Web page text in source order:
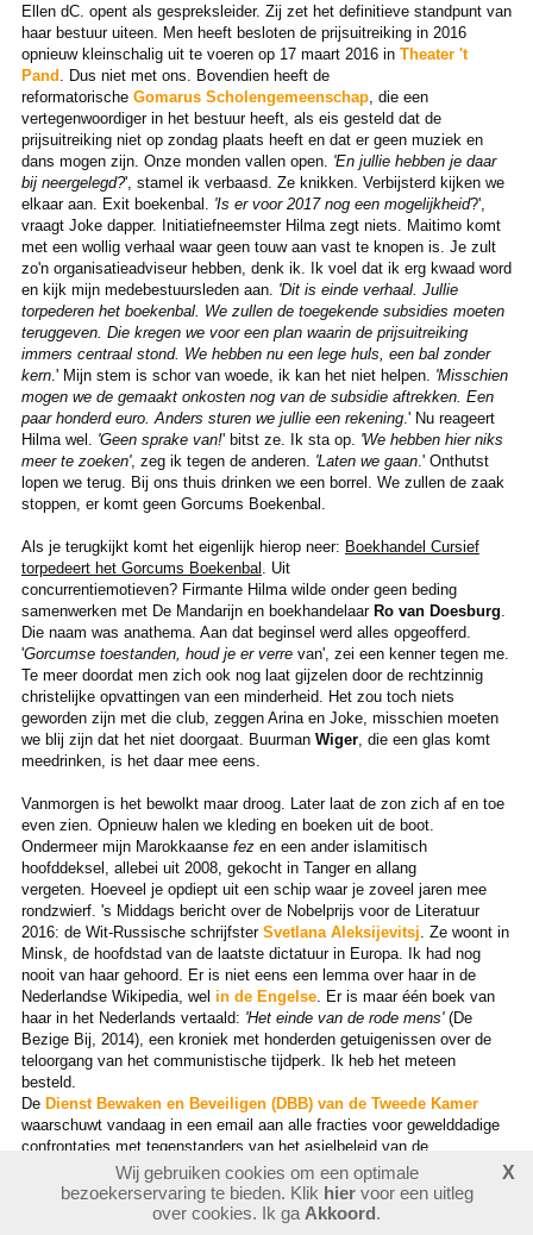
Ellen dC. opent als gespreksleider. Zij zet het definitieve standpunt van
haar bestuur uiteen. Men heeft besloten de prijsuitreiking in 2016
opnieuw kleinschalig uit te voeren op 17 maart 2016 in Theater 't
Pand
. Dus niet met ons. Bovendien heeft de
reformatorische Gomarus Scholengemeenschap, die een
vertegenwoordiger in het bestuur heeft, als eis gesteld dat de
prijsuitreiking niet op zondag plaats heeft en dat er geen muziek en
dans mogen zijn. Onze monden vallen open. 'En jullie hebben je daar
bij neergelegd?', stamel ik verbaasd. Ze knikken. Verbijsterd kijken we
elkaar aan. Exit boekenbal. 'Is er voor 2017 nog een mogelijkheid?',
vraagt Joke dapper. Initiatiefneemster Hilma zegt niets. Maitimo komt
met een wollig verhaal waar geen touw aan vast te knopen is. Je zult
zo'n organisatieadviseur hebben, denk ik. Ik voel dat ik erg kwaad word
en kijk mijn medebestuursleden aan. 'Dit is einde verhaal. Jullie
torpederen het boekenbal. We zullen de toegekende subsidies moeten
teruggeven. Die kregen we voor een plan waarin de prijsuitreiking
immers centraal stond. We hebben nu een lege huls, een bal zonder
kern.' Mijn stem is schor van woede, ik kan het niet helpen. 'Misschien
mogen we de gemaakt onkosten nog van de subsidie aftrekken. Een
paar honderd euro. Anders sturen we jullie een rekening.' Nu reageert
Hilma wel. 'Geen sprake van!' bitst ze. Ik sta op. 'We hebben hier niks
meer te zoeken', zeg ik tegen de anderen. 'Laten we gaan.' Onthutst
lopen we terug. Bij ons thuis drinken we een borrel. We zullen de zaak
stoppen, er komt geen Gorcums Boekenbal.
Als je terugkijkt komt het eigenlijk hierop neer: Boekhandel Cursief
torpedeert het Gorcums Boekenbal
. Uit
concurrentiemotieven? Firmante Hilma wilde onder geen beding
samenwerken met De Mandarijn en boekhandelaar Ro van Doesburg
Die naam was anathema. Aan dat beginsel werd alles opgeofferd.
'Gorcumse toestanden, houd je er verrevan', zei een kenner tegen me.
Te meer doordat men zich ook nog laat gijzelen door de rechtzinnig
christelijke opvattingen van een minderheid. Het zou toch niets
geworden zijn met die club, zeggen Arina en Joke, misschien moeten
we blij zijn dat het niet doorgaat. Buurman Wiger, die een glas komt
meedrinken, is het daar mee eens.
Vanmorgen is het bewolkt maar droog. Later laat de zon zich af en toe
even zien. Opnieuw halen we kleding en boeken uit de boot.
Ondermeer mijn Marokkaanse fezen een ander islamitisch
hoofddeksel, allebei uit 2008, gekocht in Tanger en allang
vergeten. Hoeveel je opdiept uit een schip waar je zoveel jaren mee
rondzwierf. 's Middags bericht over de Nobelprijs voor de Literatuur
2016: de Wit-Russische schrijfster Svetlana Aleksijevitsj . Ze woont in
Minsk, de hoofdstad van de laatste dictatuur in Europa. Ik had nog
nooit van haar gehoord. Er is niet eens een lemma over haar in de
Nederlandse Wikipedia, wel in de Engelse. Er is maar één boek van
haar in het Nederlands vertaald: 'Het einde van de rode mens'(De
Bezige Bij, 2014), een kroniek met honderden getuigenissen over de
teloorgang van het communistische tijdperk. Ik heb het meteen
besteld.
De Dienst Bewaken en Beveiligen (DBB) van de Tweede Kamer
waarschuwt vandaag in een email aan alle fracties voor gewelddadige
confrontaties met tegenstanders van het asielbeleid van de
regering. Het doet wat overtrokken aan. Hetminor incident
staatsecretarisDijkhoffin het dorpje Oranje stelde nou ook weer niet
Terug naar boven
Wij gebruiken cookies om een optimale
bezoekerservaring te bieden. Klik hiervoor een uitleg
over cookies. Ik ga Akkoord.
X